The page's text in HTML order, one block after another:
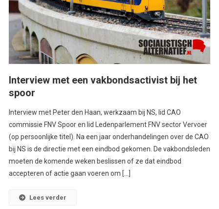
Interview met een vakbondsactivist bij het
spoor
Interview met Peter den Haan, werkzaam bij NS, lid CAO
commissie FNV Spoor en lid Ledenparlement FNV sector Vervoer
(op persoonlijke titel). Na een jaar onderhandelingen over de CAO
bij NS is de directie met een eindbod gekomen. De vakbondsleden
moeten de komende weken beslissen of ze dat eindbod
accepteren of actie gaan voeren om […]
Lees verder